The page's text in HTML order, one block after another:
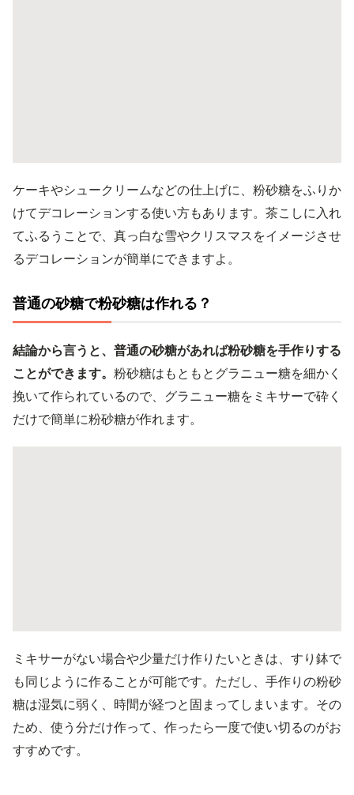
ケーキやシュークリームなどの仕上げに、粉砂糖をふりか
けてデコレーションする使い方もあります。茶こしに入れ
てふるうことで、真っ白な雪やクリスマスをイメージさせ
るデコレーションが簡単にできますよ。
普通の砂糖で粉砂糖は作れる？
結論から言うと、普通の砂糖があれば粉砂糖を手作りする
ことができます。 粉砂糖はもともとグラニュー糖を細かく
挽いて作られているので、グラニュー糖をミキサーで砕く
だけで簡単に粉砂糖が作れます。
ミキサーがない場合や少量だけ作りたいときは、すり鉢で
も同じように作ることが可能です。ただし、手作りの粉砂
糖は湿気に弱く、時間が経つと固まってしまいます。その
ため、使う分だけ作って、作ったら一度で使い切るのがお
すすめです。